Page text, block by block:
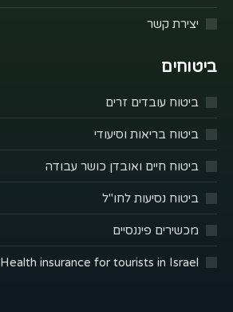
יצירת קשר
ביטוחים
ביטוח עובדים זרים
ביטוח בריאות וסיעודי
ביטוח חיים ואובדן כושר עבודה
ביטוח נסיעות לחו"ל
מכשירים פיננסיים
Health insurance for tourists in Israel